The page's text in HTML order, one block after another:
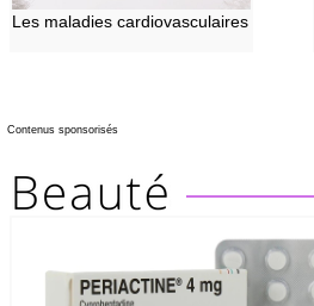
Les maladies cardiovasculaires
Contenus sponsorisés